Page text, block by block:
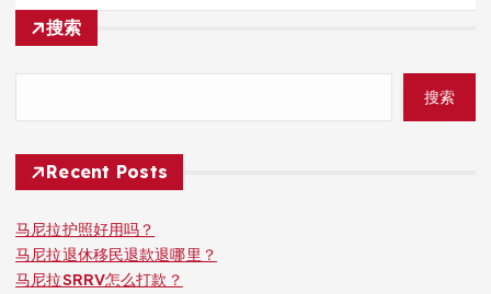
搜索
搜索
Recent Posts
马尼拉护照好用吗？
马尼拉退休移民退款退哪里？
马尼拉SRRV怎么打款？